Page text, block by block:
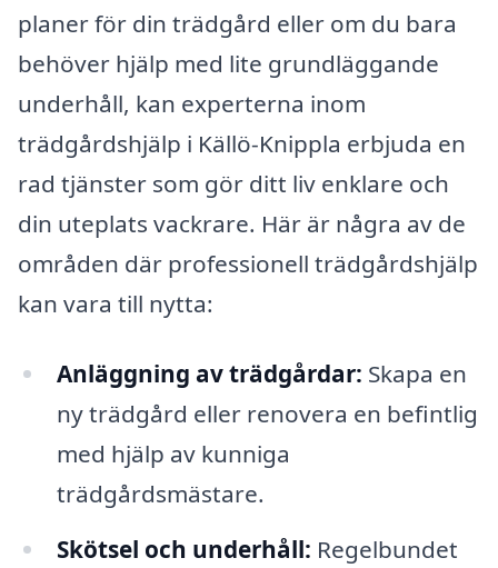
planer för din trädgård eller om du bara
behöver hjälp med lite grundläggande
underhåll, kan experterna inom
trädgårdshjälp i Källö-Knippla erbjuda en
rad tjänster som gör ditt liv enklare och
din uteplats vackrare. Här är några av de
områden där professionell trädgårdshjälp
kan vara till nytta:
Anläggning av trädgårdar: Skapa en
ny trädgård eller renovera en befintlig
med hjälp av kunniga
trädgårdsmästare.
Skötsel och underhåll: Regelbundet